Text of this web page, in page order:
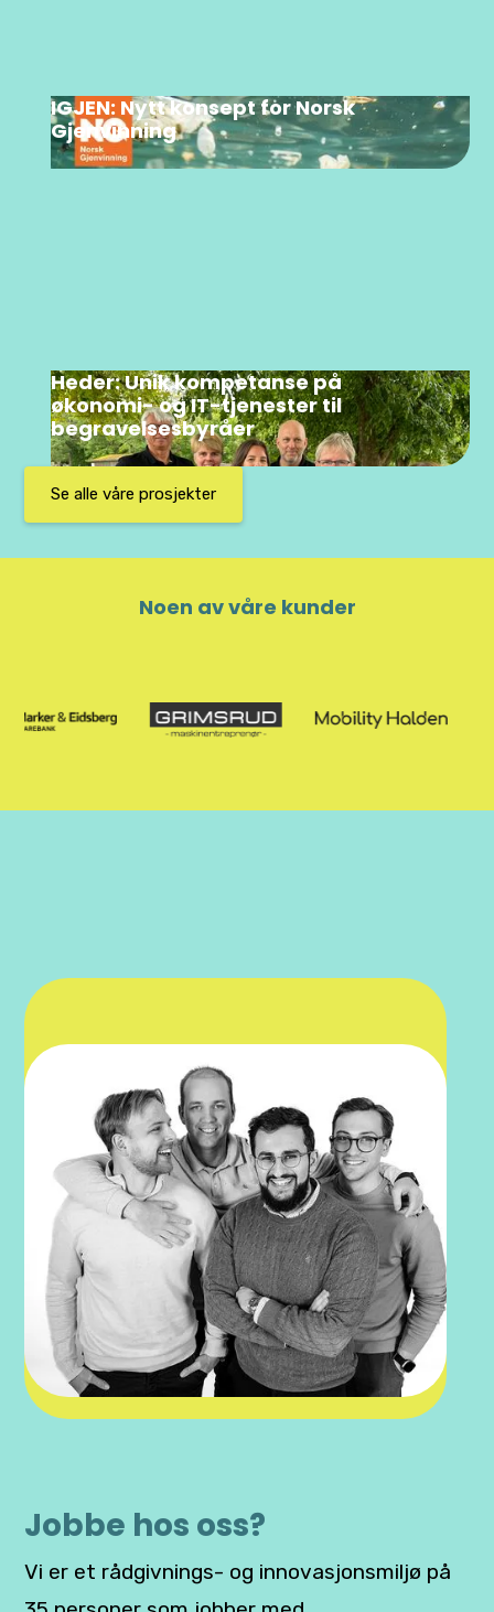
IGJEN: Nytt konsept for Norsk
Gjenvinning
Heder: Unik kompetanse på
økonomi- og IT-tjenester til
begravelsesbyråer
Se alle våre prosjekter
Noen av våre kunder
Jobbe hos oss?
Vi er et rådgivnings- og innovasjonsmiljø på